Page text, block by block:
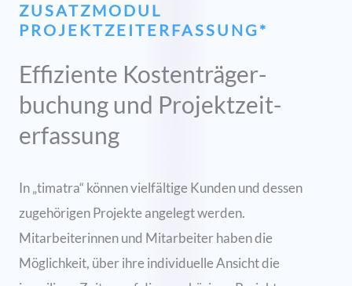
ZUSATZMODUL
PROJEKTZEITERFASSUNG*
Effiziente Kostenträger-
buchung und Projektzeit-
erfassung
In „timatra“ können vielfältige Kunden und dessen
zugehörigen Projekte angelegt werden.
Mitarbeiterinnen und Mitarbeiter haben die
Möglichkeit, über ihre individuelle Ansicht die